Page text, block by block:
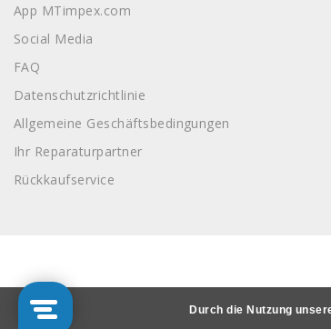
App MTimpex.com
Social Media
FAQ
Datenschutzrichtlinie
Allgemeine Geschäftsbedingungen
Ihr Reparaturpartner
Rückkaufservice
Durch die Nutzung